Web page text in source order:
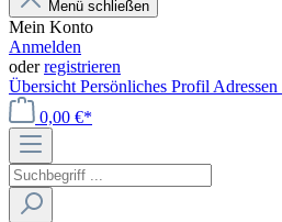
Menü schließen
Mein Konto
Anmelden
oderregistrieren
Übersicht Persönliches Profil Adressen
0,00 €*